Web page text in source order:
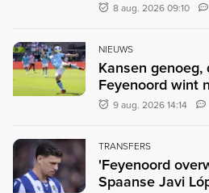
8 aug. 2026 09:10
NIEUWS
Kansen
Feyenoord wint
9 aug. 2026 14:14
TRANSFERS
'Feyenoord
Spaanse Javi